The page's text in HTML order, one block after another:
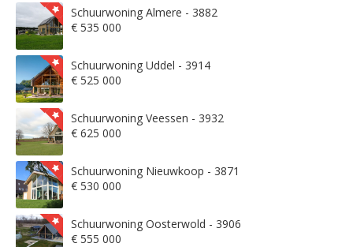
Schuurwoning Almere - 3882
€ 535 000
Schuurwoning Uddel - 3914
€ 525 000
Schuurwoning Veessen - 3932
€ 625 000
Schuurwoning Nieuwkoop - 3871
€ 530 000
Schuurwoning Oosterwold - 3906
€ 555 000